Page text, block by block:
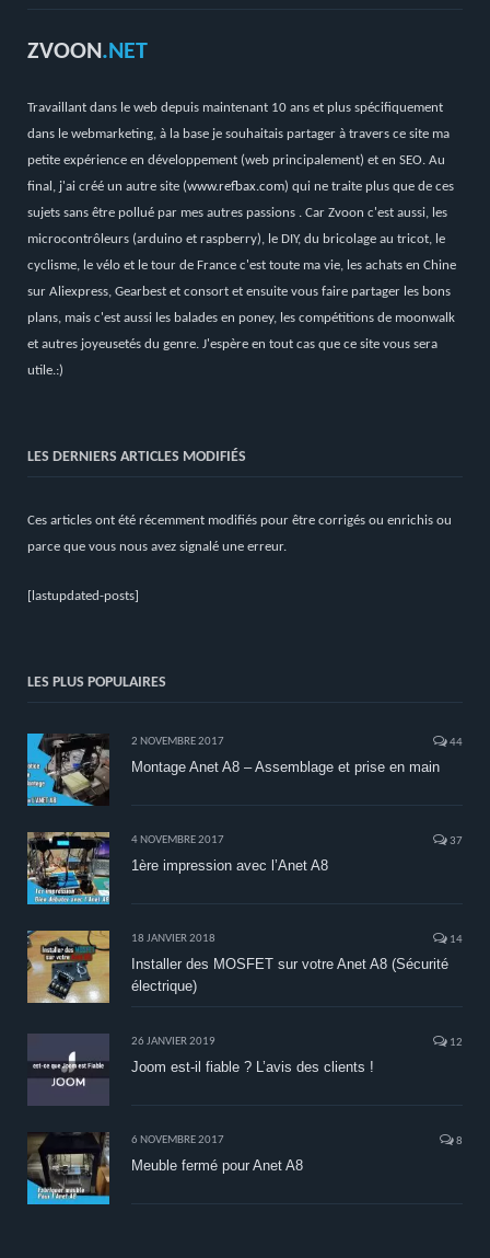
ZVOON.NET
Travaillant dans le web depuis maintenant 10 ans et plus spécifiquement
dans le webmarketing, à la base je souhaitais partager à travers ce site ma
petite expérience en développement (web principalement) et en SEO. Au
final, j'ai créé un autre site (www.refbax.com) qui ne traite plus que de ces
sujets sans être pollué par mes autres passions . Car Zvoon c'est aussi, les
microcontrôleurs (arduino et raspberry), le DIY, du bricolage au tricot, le
cyclisme, le vélo et le tour de France c'est toute ma vie, les achats en Chine
sur Aliexpress, Gearbest et consort et ensuite vous faire partager les bons
plans, mais c'est aussi les balades en poney, les compétitions de moonwalk
et autres joyeusetés du genre. J'espère en tout cas que ce site vous sera
utile.:)
LES DERNIERS ARTICLES MODIFIÉS
Ces articles ont été récemment modifiés pour être corrigés ou enrichis ou
parce que vous nous avez signalé une erreur.
[lastupdated-posts]
LES PLUS POPULAIRES
2 NOVEMBRE 2017 44
Montage Anet A8 – Assemblage et prise en main
4 NOVEMBRE 2017 37
1ère impression avec l’Anet A8
18 JANVIER 2018 14
Installer des MOSFET sur votre Anet A8 (Sécurité
électrique)
26 JANVIER 2019 12
Joom est-il fiable ? L’avis des clients !
6 NOVEMBRE 2017 8
Meuble fermé pour Anet A8